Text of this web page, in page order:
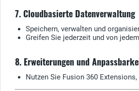
7. Cloudbasierte Datenverwaltung
Speichern, verwalten und
Greifen Sie jederzeit und von
8. Erweiterungen und
Nutzen Sie Fusion 360